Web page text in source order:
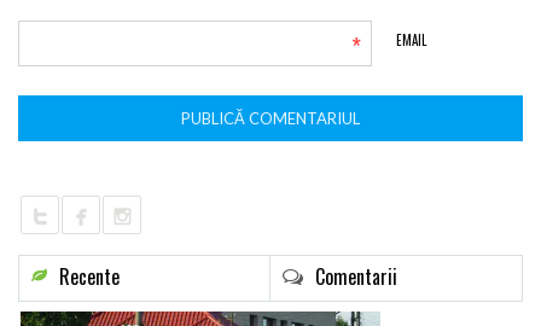
EMAIL
*
Recente Comentarii